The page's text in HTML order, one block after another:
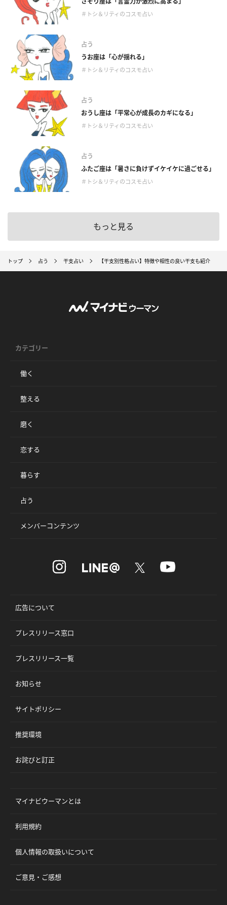
＃トシ＆リティのコスモ占い
占う
うお座は「心が揺れる」
＃トシ＆リティのコスモ占い
占う
おうし座は「平常心が成長のカギになる」
＃トシ＆リティのコスモ占い
占う
ふたご座は「暑さに負けずイケイケに過ごせる」
＃トシ＆リティのコスモ占い
もっと見る
トップ 占う 干支占い 【干支別性格占い】特徴や相性の良い干支も紹介
カテゴリー
働く
整える
磨く
恋する
暮らす
占う
メンバーコンテンツ
広告について
プレスリリース窓口
プレスリリース一覧
お知らせ
サイトポリシー
推奨環境
お詫びと訂正
マイナビウーマンとは
利用規約
個人情報の取扱いについて
ご意見・ご感想